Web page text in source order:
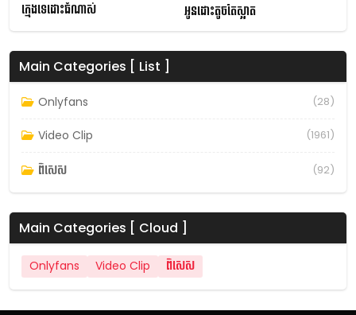
ក្មេងទេដោះធំណាស់ អូនដោះតូចតែស្អាត
Main Categories [ List ]
Onlyfans (28)
Video Clip (1961)
ពិសេស (92)
Main Categories [ Cloud ]
Onlyfans Video Clip ពិសេស